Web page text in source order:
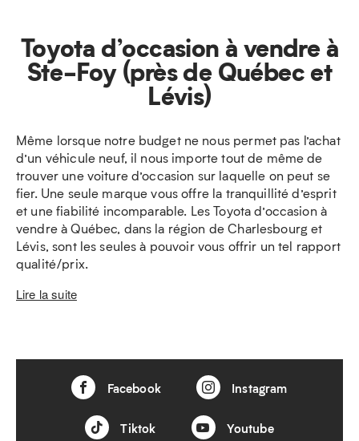
Toyota d’occasion à vendre à
Ste-Foy (près de Québec et
Lévis)
Même lorsque notre budget ne nous permet pas l’achat
d’un véhicule neuf, il nous importe tout de même de
trouver une voiture d’occasion sur laquelle on peut se
fier. Une seule marque vous offre la tranquillité d’esprit
et une fiabilité incomparable. Les Toyota d’occasion à
vendre à Québec, dans la région de Charlesbourg et
Lévis, sont les seules à pouvoir vous offrir un tel rapport
qualité/prix.
Lire la suite
Facebook Instagram
Tiktok Youtube